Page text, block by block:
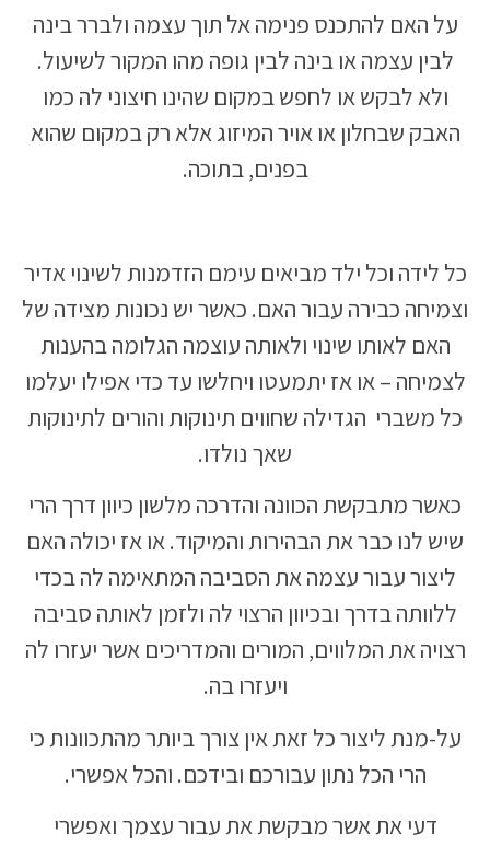
על האם להתכנס פנימה אל תוך עצמה ולברר בינה
לבין עצמה או בינה לבין גופה מהו המקור לשיעול.
ולא לבקש או לחפש במקום שהינו חיצוני לה כמו
האבק שבחלון או אויר המיזוג אלא רק במקום שהוא
בפנים, בתוכה.
כל לידה וכל ילד מביאים עימם הזדמנות לשינוי אדיר
וצמיחה כבירה עבור האם. כאשר יש נכונות מצידה של
האם לאותו שינוי ולאותה עוצמה הגלומה בהענות
לצמיחה – או אז יתמעטו ויחלשו עד כדי אפילו יעלמו
כל משברי הגדילה שחווים תינוקות והורים לתינוקות
שאך נולדו.
כאשר מתבקשת הכוונה והדרכה מלשון כיוון דרך הרי
שיש לנו כבר את הבהירות והמיקוד. או אז יכולה האם
ליצור עבור עצמה את הסביבה המתאימה לה בכדי
ללוותה בדרך ובכיוון הרצוי לה ולזמן לאותה סביבה
רצויה את המלווים, המורים והמדריכים אשר יעזרו לה
ויעזרו בה.
על-מנת ליצור כל זאת אין צורך ביותר מהתכוונות כי
הרי הכל נתון עבורכם ובידכם. והכל אפשרי.
דעי את אשר מבקשת את עבור עצמך ואפשרי